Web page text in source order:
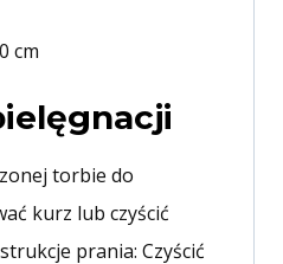
cm
torbie do
kurz lub czyścić
prania: Czyścić